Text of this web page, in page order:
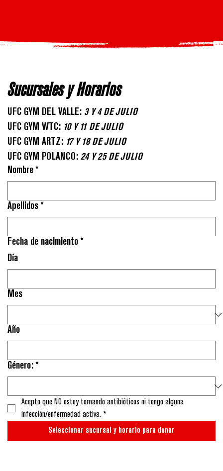
Sucursales y Horarios
UFC GYM DEL VALLE: 3 Y 4 DE JULIO
UFC GYM WTC: 10 Y 11 DE JULIO
UFC GYM ARTZ: 17 Y 18 DE JULIO
UFC GYM POLANCO: 24 Y 25 DE JULIO
Nombre *
Apellidos *
Fecha de nacimiento *
Día
Mes
Año
Género: *
Acepto que NO estoy tomando antibióticos ni tengo alguna
infección/enfermedad activa. *
Seleccionar sucursal y horario para donar